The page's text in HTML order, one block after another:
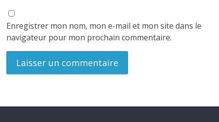
Enregistrer mon nom, mon e-mail et mon site dans le
navigateur pour mon prochain commentaire.